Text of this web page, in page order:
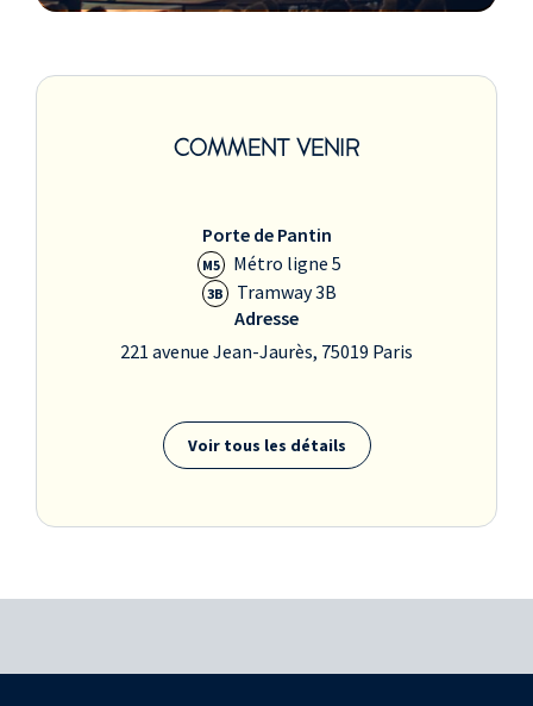
COMMENT VENIR
Porte de Pantin
M5 Métro ligne 5
3B
Tramway 3B
Adresse
221 avenue Jean-Jaurès, 75019 Paris
Voir tous les détails